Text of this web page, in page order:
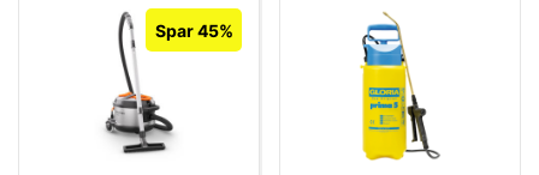
Spar 45%